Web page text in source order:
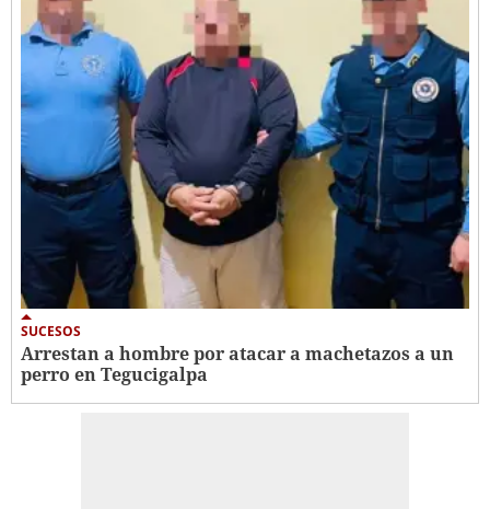
SUCESOS
Arrestan a hombre por atacar a machetazos a un
perro en Tegucigalpa